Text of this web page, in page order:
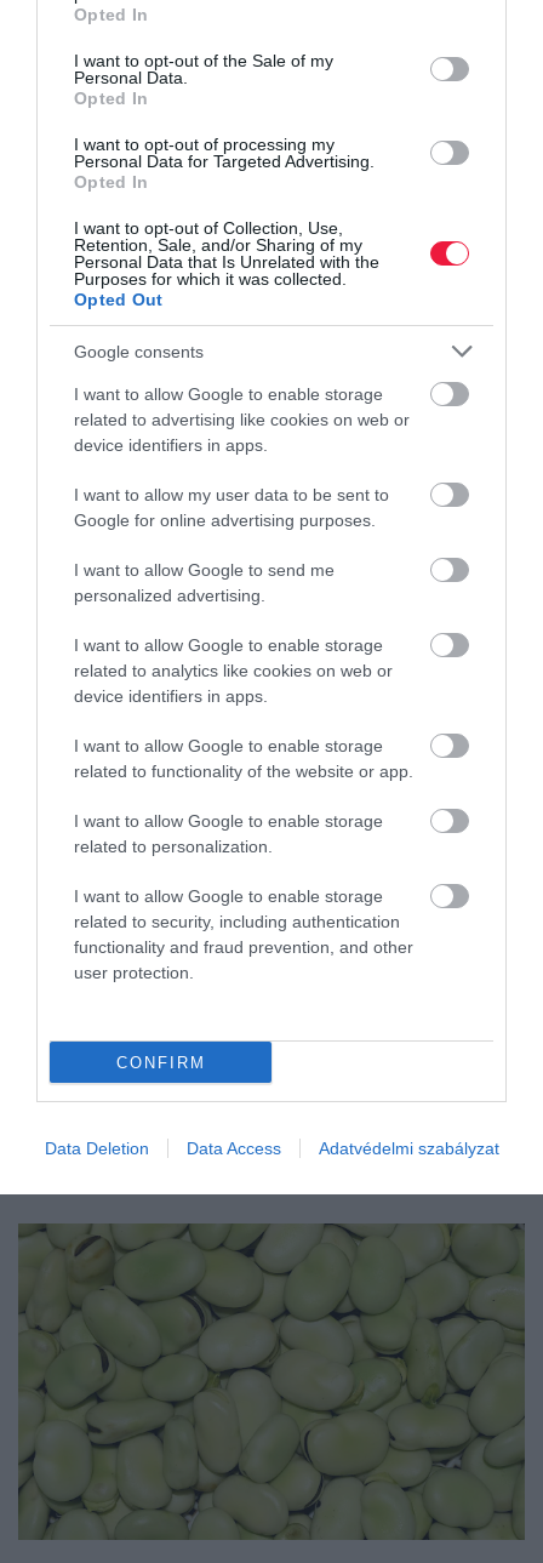
use your data for below specified purposes in below Google
consent section.
Opted In
I want to opt-out of the Sale of my
Personal Data.
Opted In
I want to opt-out of processing my
Personal Data for Targeted Advertising.
Opted In
I want to opt-out of Collection, Use,
Retention, Sale, and/or Sharing of my
Personal Data that Is Unrelated with the
Purposes for which it was collected.
Opted Out
Google consents
I want to allow Google to enable storage
related to advertising like cookies on web or
device identifiers in apps.
I want to allow my user data to be sent to
Google for online advertising purposes.
I want to allow Google to send me
personalized advertising.
I want to allow Google to enable storage
related to analytics like cookies on web or
device identifiers in apps.
I want to allow Google to enable storage
related to functionality of the website or app.
I want to allow Google to enable storage
related to personalization.
I want to allow Google to enable storage
related to security, including authentication
functionality and fraud prevention, and other
user protection.
CONFIRM
Data Deletion Data Access Adatvédelmi szabályzat
INNOVÁCIÓ
Európából Ázsiába költözik a nagymúltú
Korszakváltás előtt áll Európa egyik legismertebb mezőgazdasági
Csehországban, a kis- és közepes teljesítményű modellek
összeszerelését…